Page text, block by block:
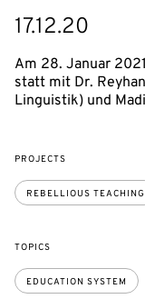
17.12.20
Am 28. Januar
statt mit Dr.
Linguistik) und
PROJECTS
REBELLIOUS TEACHING
TOPICS
EDUCATION SYSTEM